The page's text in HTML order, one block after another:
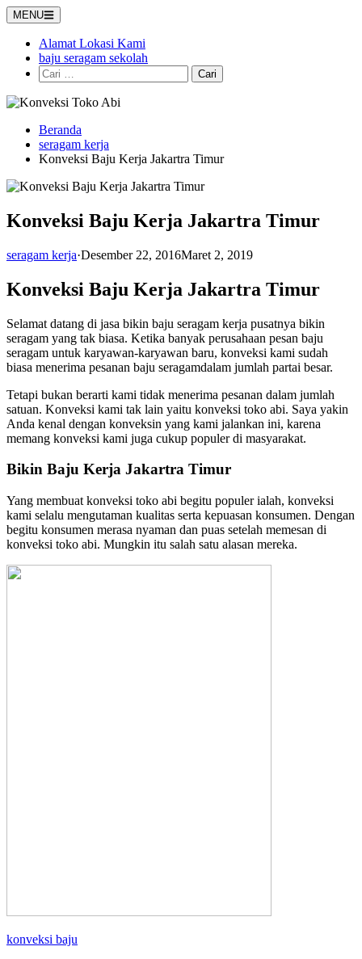
Langsung
ke
konten
MENU
Alamat Lokasi Kami
baju seragam sekolah
Cari
untuk:
Beranda
seragam kerja
Konveksi Baju Kerja Jakartra Timur
Konveksi Baju Kerja Jakartra Timur
seragam kerja·Desember 22, 2016Maret 2, 2019
Konveksi Baju Kerja Jakartra Timur
Selamat datang di jasa bikin baju seragam kerja pusatnya bikin
seragam yang tak biasa. Ketika banyak perusahaan pesan baju
seragam untuk karyawan-karyawan baru, konveksi kami sudah
biasa menerima pesanan baju seragamdalam jumlah partai besar.
Tetapi bukan berarti kami tidak menerima pesanan dalam jumlah
satuan. Konveksi kami tak lain yaitu konveksi toko abi. Saya yakin
Anda kenal dengan konveksin yang kami jalankan ini, karena
memang konveksi kami juga cukup populer di masyarakat.
Bikin Baju Kerja Jakartra Timur
Yang membuat konveksi toko abi begitu populer ialah, konveksi
kami selalu mengutaman kualitas serta kepuasan konsumen. Dengan
begitu konsumen merasa nyaman dan puas setelah memesan di
konveksi toko abi. Mungkin itu salah satu alasan mereka.
konveksi baju